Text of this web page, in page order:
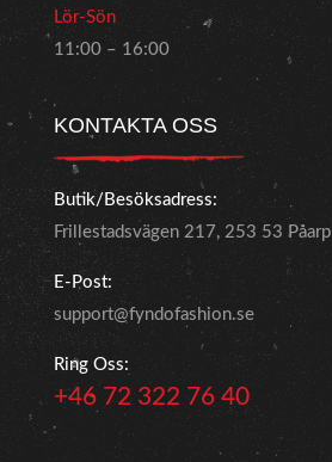
Lör-Sön
11:00 – 16:00
KONTAKTA OSS
Butik/Besöksadress:
Frillestadsvägen 217, 253 53 Påarp
E-Post:
support@fyndofashion.se
Ring Oss:
+46 72 322 76 40